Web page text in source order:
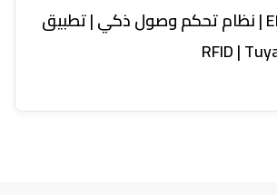
ENOX AC04 | نظام تحكم وصول ذكي | تطبيق